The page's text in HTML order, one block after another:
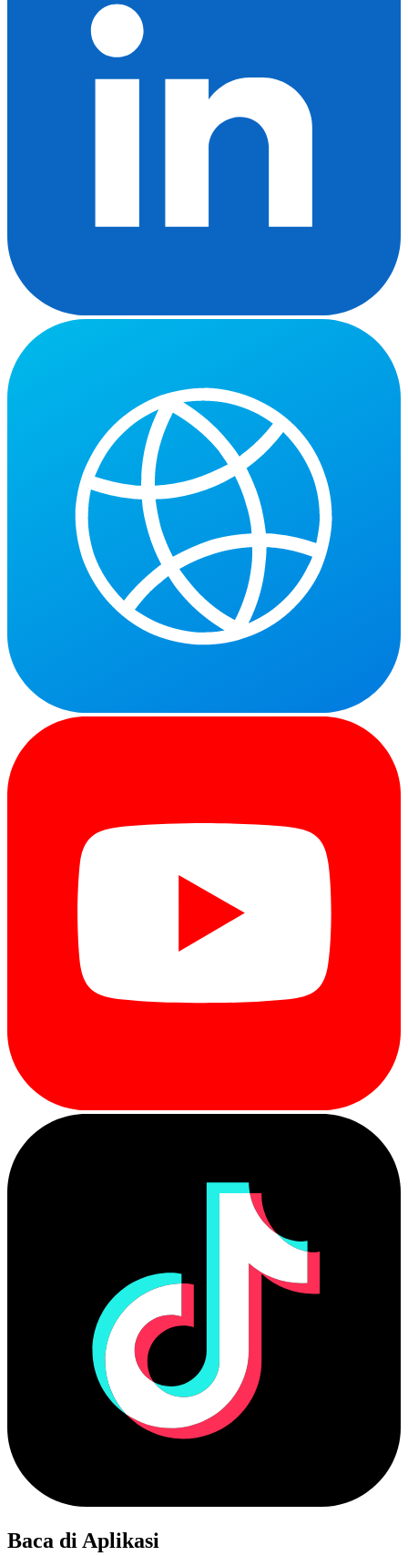
Baca di Aplikasi